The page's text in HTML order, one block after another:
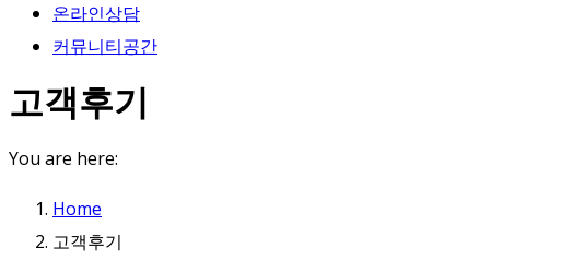
온라인상담
커뮤니티공간
고객후기
You are here:
Home
고객후기